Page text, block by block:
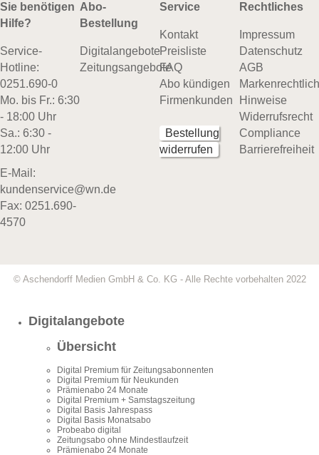
Sie benötigen
Hilfe?
Service-
Hotline:
0251.690-0
Mo. bis Fr.: 6:30
- 18:00 Uhr
Sa.: 6:30 -
12:00 Uhr
E-Mail:
kundenservice@wn.de
Fax: 0251.690-
4570
Abo-
Bestellung
Digitalangebote
Zeitungsangebote
Service
Kontakt
Preisliste
FAQ
Abo kündigen
Firmenkunden
Bestellung
widerrufen
Rechtliches
Impressum
Datenschutz
AGB
Hinweise
Widerrufsrecht
Compliance
Barrierefreiheit
© Aschendorff Medien GmbH & Co. KG - Alle Rechte vorbehalten 2022
Digitalangebote
Übersicht
Digital Premium für Zeitungsabonnenten
Digital Premium für Neukunden
Prämienabo 24 Monate
Digital Premium + Samstagszeitung
Digital Basis Jahrespass
Digital Basis Monatsabo
Probeabo digital
Zeitungsabo ohne Mindestlaufzeit
Prämienabo 24 Monate